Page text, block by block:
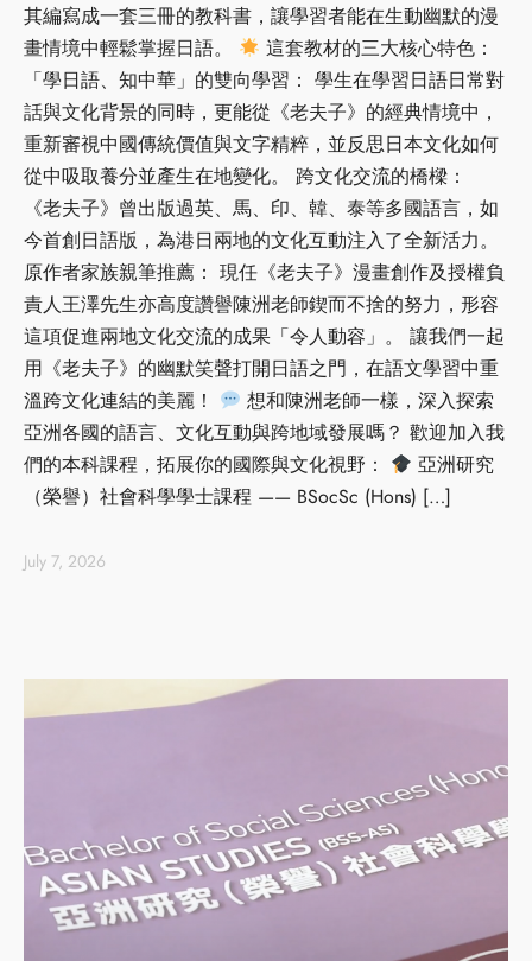
其編寫成一套三冊的教科書，讓學習者能在生動幽默的漫
畫情境中輕鬆掌握日語。
這套教材的三大核心特色：
「學日語、知中華」的雙向學習： 學生在學習日語日常對
話與文化背景的同時，更能從《老夫子》的經典情境中，
重新審視中國傳統價值與文字精粹，並反思日本文化如何
從中吸取養分並產生在地變化。 跨文化交流的橋樑：
《老夫子》曾出版過英、馬、印、韓、泰等多國語言，如
今首創日語版，為港日兩地的文化互動注入了全新活力。
原作者家族親筆推薦： 現任《老夫子》漫畫創作及授權負
責人王澤先生亦高度讚譽陳洲老師鍥而不捨的努力，形容
這項促進兩地文化交流的成果「令人動容」。 讓我們一起
用《老夫子》的幽默笑聲打開日語之門，在語文學習中重
溫跨文化連結的美麗！
想和陳洲老師一樣，深入探索
亞洲各國的語言、文化互動與跨地域發展嗎？ 歡迎加入我
們的本科課程，拓展你的國際與文化視野：
亞洲研究
（榮譽）社會科學學士課程 —— BSocSc (Hons) […]
July 7, 2026